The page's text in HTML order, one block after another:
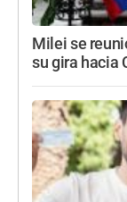
Milei se
su gira hacia